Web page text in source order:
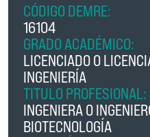
CÓDIGO DEMRE:
16104
GRADO ACADÉMICO:
LICENCIADO O
INGENIERÍA
TITULO PROFESIONAL:
INGENIERA O
BIOTECNOLOGÍA